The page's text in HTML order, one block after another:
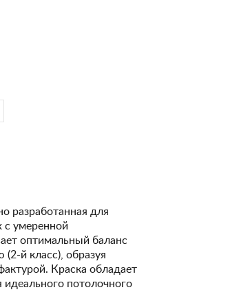
разработанная для
с умеренной
оптимальный баланс
й класс), образуя
Краска обладает
потолочного